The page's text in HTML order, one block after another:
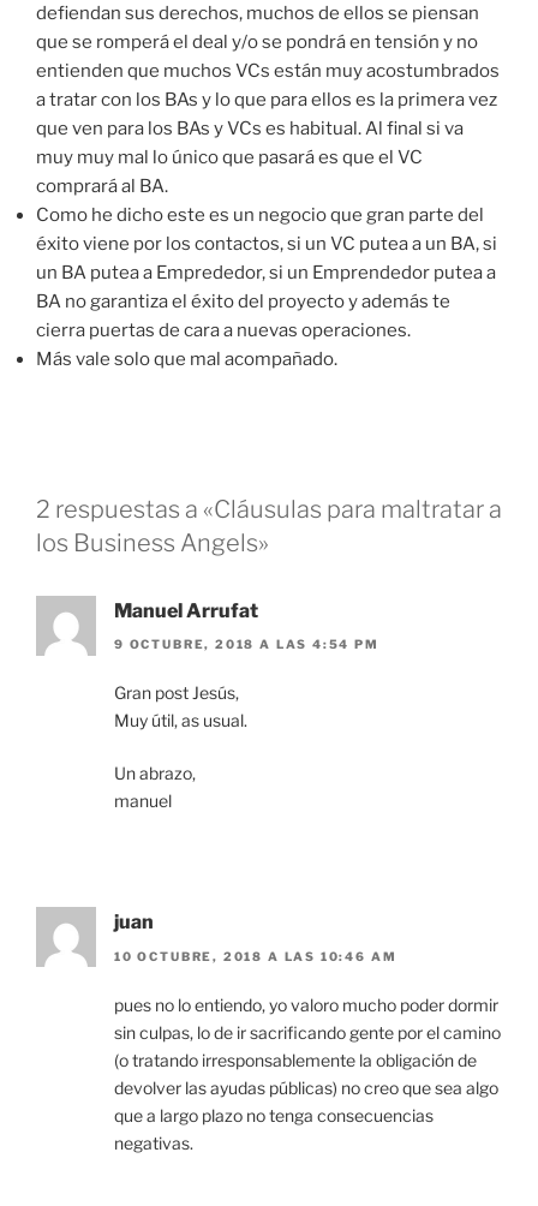
defiendan sus derechos, muchos de ellos se piensan
que se romperá el deal y/o se pondrá en tensión y no
entienden que muchos VCs están muy acostumbrados
a tratar con los BAs y lo que para ellos es la primera vez
que ven para los BAs y VCs es habitual. Al final si va
muy muy mal lo único que pasará es que el VC
comprará al BA.
Como he dicho este es un negocio que gran parte del
éxito viene por los contactos, si un VC putea a un BA, si
un BA putea a Emprededor, si un Emprendedor putea a
BA no garantiza el éxito del proyecto y además te
cierra puertas de cara a nuevas operaciones.
Más vale solo que mal acompañado.
2 respuestas a «Cláusulas para maltratar a
los Business Angels»
Manuel Arrufat
9 OCTUBRE, 2018 A LAS 4:54 PM
Gran post Jesús,
Muy útil, as usual.
Un abrazo,
manuel
juan
10 OCTUBRE, 2018 A LAS 10:46 AM
pues no lo entiendo, yo valoro mucho poder dormir
sin culpas, lo de ir sacrificando gente por el camino
(o tratando irresponsablemente la obligación de
devolver las ayudas públicas) no creo que sea algo
que a largo plazo no tenga consecuencias
negativas.